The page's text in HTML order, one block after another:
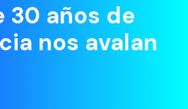
30 años de
nos avalan